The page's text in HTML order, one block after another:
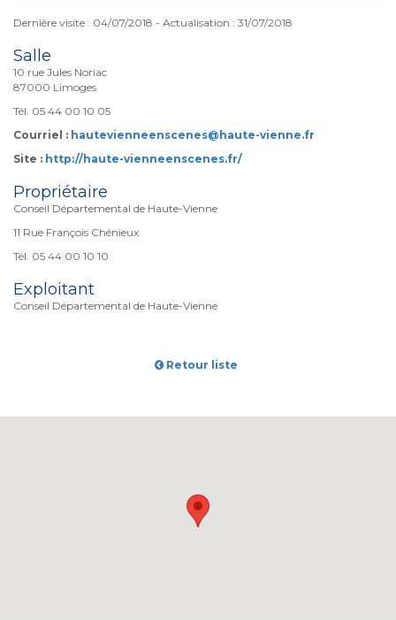
Dernière visite : 04/07/2018 - Actualisation : 31/07/2018
Salle
10 rue Jules Noriac
87000 Limoges
Tél. 05 44 00 10 05
Courriel : hautevienneenscenes@haute-vienne.fr
Site : http://haute-vienneenscenes.fr/
Propriétaire
Conseil Départemental de Haute-Vienne
11 Rue François Chénieux
Tél. 05 44 00 10 10
Exploitant
Conseil Départemental de Haute-Vienne
Retour liste